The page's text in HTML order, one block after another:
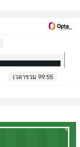
เวลารวม 99:55